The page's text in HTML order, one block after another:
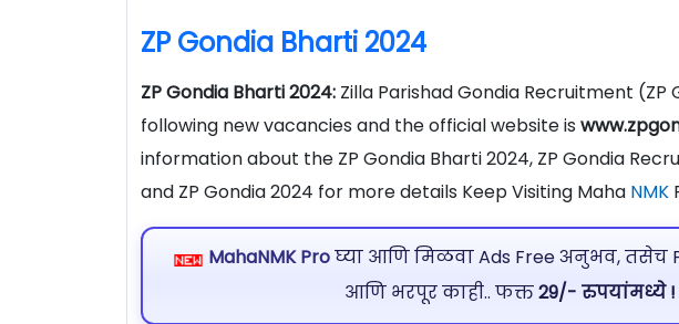
ZP Gondia Bharti 2024
ZP Gondia Bharti 2024: Zilla Parishad Gondia Recruitment
following new vacancies and the official website is
information about the ZP Gondia Bharti 2024, ZP Gondia
and ZP Gondia 2024 for more details Keep Visiting Maha NMK
MahaNMK Proघ्या आणि मिळवा Ads Free अनुभव, तसेच
आणि भरपूर काही.. फक्त29/- रुपयांमध्ये !